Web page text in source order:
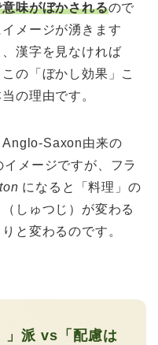
味がぼかされるので
メージが湧きます
漢字を見なければ
の「ぼかし効果」こ
の理由です。
Anglo-Saxon由来の
イメージですが、フラ
になると「料理」の
しゅつじ）が変わる
と変わるのです。
」派 vs「配慮は